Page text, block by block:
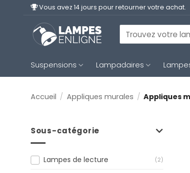
Vous avez 14 jours pour retourner votre achat.
Recherche
pour :
Suspensions Lampadaires
Accueil / Appliques murales / Appliques
Sous-catégorie
Lampes de lecture (2)